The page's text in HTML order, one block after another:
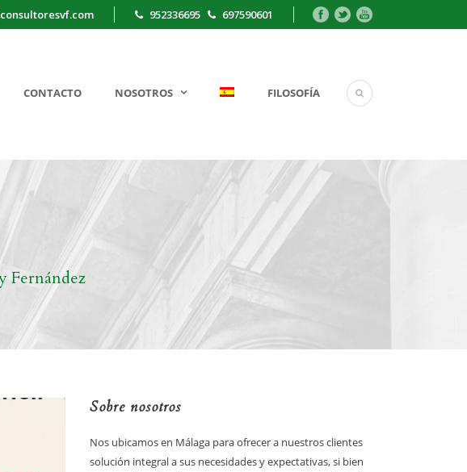
952336695 697590601
CONTACTO NOSOTROS FILOSOFÍA
Fernández
Sobre nosotros
Nos ubicamos en Málaga para ofrecer a nuestros clientes
solución integral a sus necesidades y expectativas, si bien